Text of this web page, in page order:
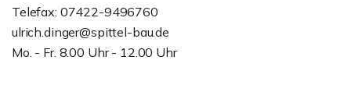
Telefax: 07422-9496760
ulrich.dinger@spittel-bau.de
Mo. - Fr. 8.00 Uhr - 12.00 Uhr